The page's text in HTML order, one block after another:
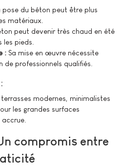
pose du béton peut être plus
matériaux.
peut devenir très chaud en été
pieds.
: Sa mise en œuvre nécessite
de professionnels qualifiés.
modernes, minimalistes
les grandes surfaces
compromis entre